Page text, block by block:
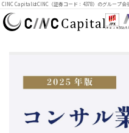
CINC CapitalはCINC（証券コード：4378）のグループ会